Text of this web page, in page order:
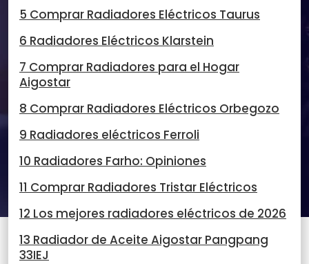
5 Comprar Radiadores Eléctricos Taurus
6 Radiadores Eléctricos Klarstein
7 Comprar Radiadores para el Hogar
Aigostar
8 Comprar Radiadores Eléctricos Orbegozo
9 Radiadores eléctricos Ferroli
10 Radiadores Farho: Opiniones
11 Comprar Radiadores Tristar Eléctricos
12 Los mejores radiadores eléctricos de 2026
13 Radiador de Aceite Aigostar Pangpang
33IEJ